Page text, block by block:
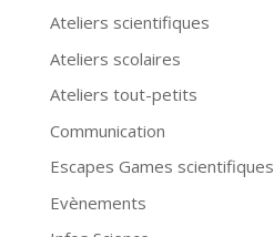
Ateliers scientifiques
Ateliers scolaires
Ateliers tout-petits
Communication
Escapes Games scientifiques
Evènements